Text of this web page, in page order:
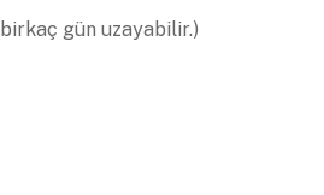
gün uzayabilir.)